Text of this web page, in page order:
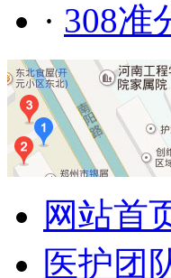
· 308准
网站首
医护团